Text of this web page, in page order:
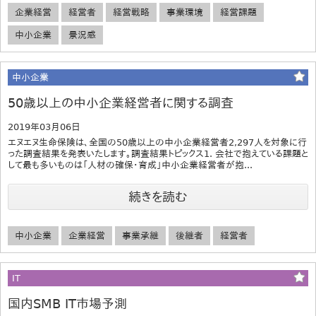
企業経営 経営者 経営戦略 事業環境 経営課題
中小企業 景況感
中小企業
50歳以上の中小企業経営者に関する調査
2019年03月06日
エヌエヌ生命保険は、全国の50歳以上の中小企業経営者2,297人を対象に行
った調査結果を発表いたします。調査結果トピックス1. 会社で抱えている課題と
して最も多いものは「人材の確保・育成」中小企業経営者が抱...
続きを読む
中小企業 企業経営 事業承継 後継者 経営者
IT
国内SMB IT市場予測